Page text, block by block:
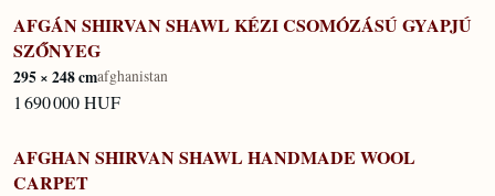
KÉSZLETEN
AFGÁN SHIRVAN SHAWL KÉZI CSOMÓZÁSÚ GYAPJÚ
SZŐNYEG
295 × 248 cmafghanistan
1 690 000 HUF
KÉSZLETEN
AFGHAN SHIRVAN SHAWL HANDMADE WOOL
CARPET